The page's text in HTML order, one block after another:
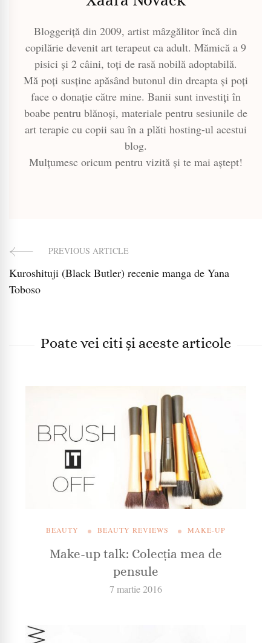
Bloggeriță din 2009, artist mâzgălitor încă din
copilărie devenit art terapeut ca adult. Mămică a 9
pisici și 2 câini, toți de rasă nobilă adoptabilă.
Mă poți susține apăsând butonul din dreapta și poți
face o donație către mine. Banii sunt investiți în
boabe pentru blănoși, materiale pentru sesiunile de
art terapie cu copii sau în a plăti hosting-ul acestui
blog.
Mulțumesc oricum pentru vizită și te mai aștept!
Post
Navigation
PREVIOUS ARTICLE
Kuroshituji (Black Butler) recenie manga de Yana
Toboso
Poate vei citi și aceste articole
BEAUTY BEAUTY REVIEWS MAKE-UP
Make-up talk: Colecția mea de
pensule
7 martie 2016